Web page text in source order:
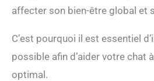
affecter son bien-être global et
C’est pourquoi il est essentiel
possible afin d’aider votre chat
optimal.